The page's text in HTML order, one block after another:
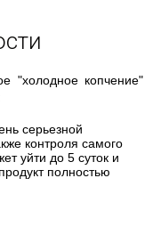
"холодное копчение"
серьезной
контроля самого
уйти до 5 суток и
полностью